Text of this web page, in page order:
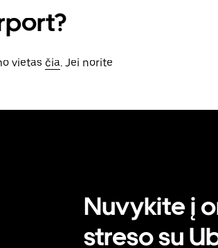
vietas čia. Jei norite
Nuvykite į
streso su